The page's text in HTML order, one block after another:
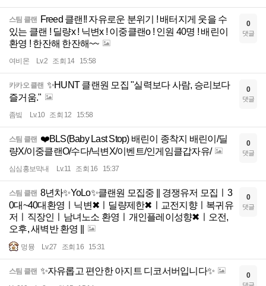
스팀 클랜 Freed 클랜!! 자유로운 분위기 ! 배터지게 웃을 수
있는 클랜 ! 딜량x ! 닉변x ! 이중클랜o ! 인원 40명 ! 배린이
환영 ! 한잔해 한잔해~~
여비몬 Lv.2 조회 14 15:58
0
댓글
카카오 클랜 ✨HUNT 클랜원 모집 "실력보다 사람, 승리보다
즐거움."
좀빜 Lv.10 조회 12 15:58
0
댓글
스팀 클랜 ❤️BLS(Baby Last Stop) 배린이 종착지 배린이/딜
량X/이중클랜O/수다/닉변X/이벤트/인게임클갑자유/
심심홍보막내 Lv.11 조회 16 15:37
0
댓글
스팀 클랜 8년차✨YoLo✨클랜원 모집중 || 경쟁유저 모집ㅣ3
0대~40대환영ㅣ닉변✖ㅣ딜량제한✖ㅣ교전지향ㅣ복귀유
저ㅣ직장인ㅣ남녀노소 환영ㅣ개인플레이성향✖ㅣ오전,
오후, 새벽반 환영 ||
멍뮹 Lv.27 조회 16 15:31
0
댓글
스팀 클랜 ✨자유롭고 편안한 아지트 디코서버입니다✨ 0